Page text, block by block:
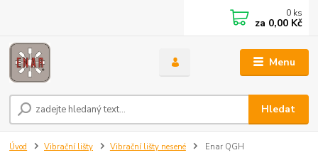
Menu
Hledat
0 ks
za 0,00 Kč
Úvod Vibrační lišty Vibrační lišty nesené Enar QGH